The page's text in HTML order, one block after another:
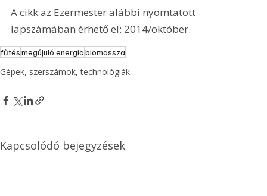
A cikk az Ezermester alábbi nyomtatott
lapszámában érhető el: 2014/október.
fűtésmegújuló energiabiomassza
Gépek, szerszámok, technológiák
Kapcsolódó bejegyzések